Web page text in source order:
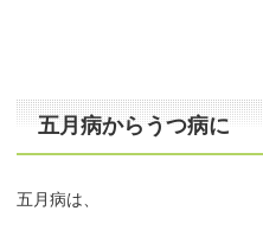
五月病からうつ病に
五月病は、